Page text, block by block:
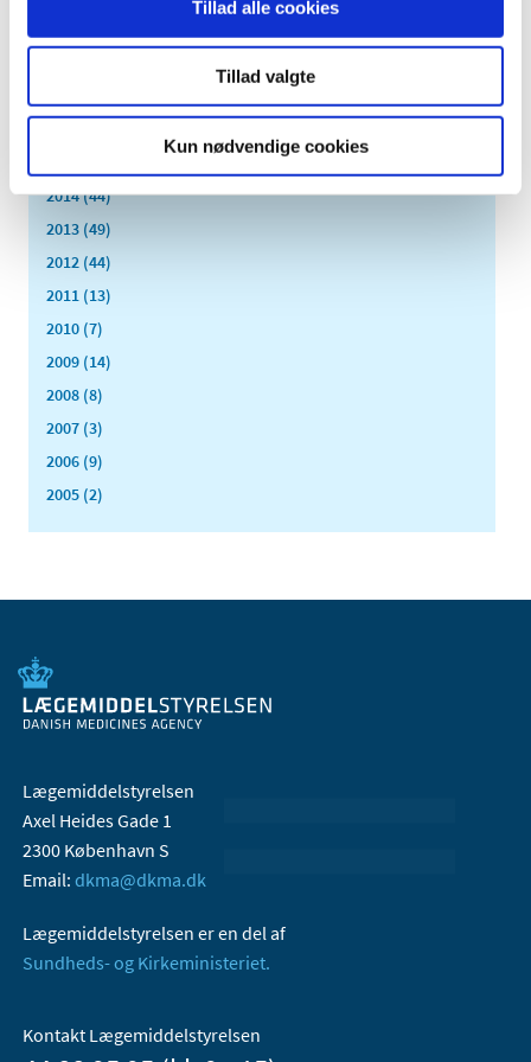
Tillad alle cookies
Tillad valgte
Kun nødvendige cookies
2014 (44)
2013 (49)
2012 (44)
2011 (13)
2010 (7)
2009 (14)
2008 (8)
2007 (3)
2006 (9)
2005 (2)
Lægemiddelstyrelsen
Axel Heides Gade 1
2300 København S
Email: dkma@dkma.dk
Lægemiddelstyrelsen er en del af
Sundheds- og Kirkeministeriet.
Kontakt Lægemiddelstyrelsen